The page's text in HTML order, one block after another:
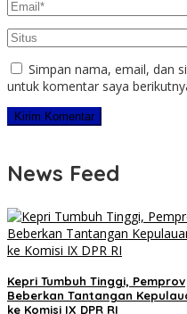
Simpan nama, email, dan
untuk komentar saya
News Feed
Kepri Tumbuh Tinggi, Pemprov
Beberkan Tantangan
ke Komisi IX DPR RI